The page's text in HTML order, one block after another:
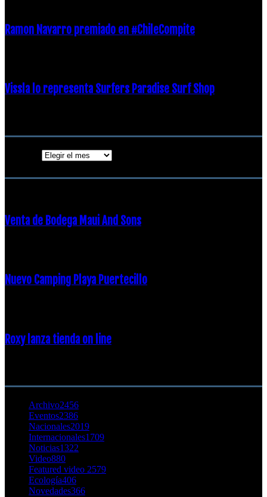
Ramon Navarro premiado en #ChileCompite
Vissla lo representa Surfers Paradise Surf Shop
Venta de Bodega Maui And Sons
Nuevo Camping Playa Puertecillo
Roxy lanza tienda on line
Archivo2456
Eventos2386
Nacionales2019
Internacionales1709
Noticias1322
Video880
Featured video 2579
Ecología406
Novedades366